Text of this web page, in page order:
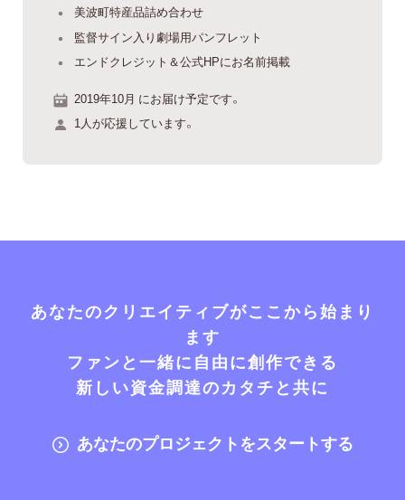
美波町特産品詰め合わせ
監督サイン入り劇場用パンフレット
エンドクレジット＆公式HPにお名前掲載
2019年10月 にお届け予定です。
1人が応援しています。
あなたのクリエイティブがここから始まり
ます
ファンと一緒に自由に創作できる
新しい資金調達のカタチと共に
あなたのプロジェクトをスタートする